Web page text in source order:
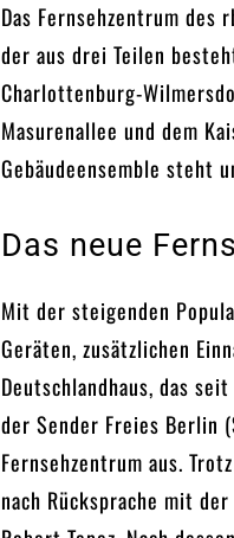
Das Fernsehzentrum des
der aus drei Teilen
Charlottenburg-
Masurenallee und dem
Gebäudeensemble steht
Das neue
Mit der steigenden
Geräten, zusätzlichen
Deutschlandhaus, das
der Sender Freies Berlin
Fernsehzentrum aus.
nach Rücksprache mit